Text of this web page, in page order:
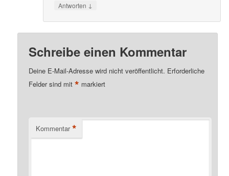
Antworten ↓
Schreibe einen Kommentar
Deine E-Mail-Adresse wird nicht veröffentlicht. Erforderliche
Felder sind mit* markiert
Kommentar *